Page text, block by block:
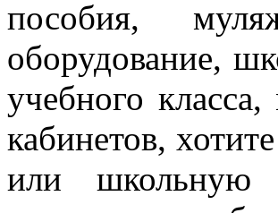
пособия,
оборудование,
учебного
кабинетов,
или школьную